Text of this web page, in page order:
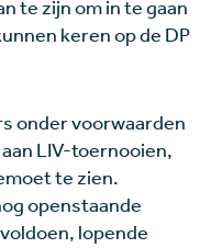
te zijn om in te gaan
keren op de DP
onder voorwaarden
LIV-toernooien,
te zien.
openstaande
lopende